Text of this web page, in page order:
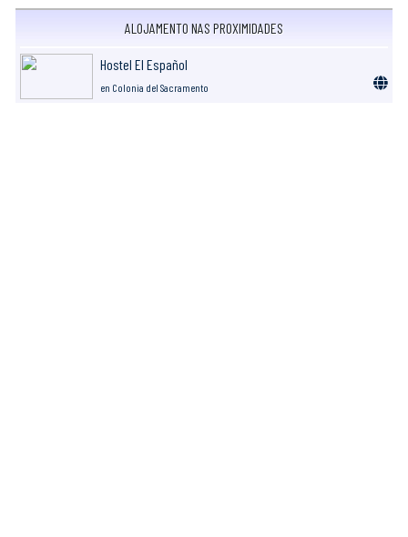
ALOJAMENTO NAS PROXIMIDADES
Hostel El Español
en Colonia del Sacramento